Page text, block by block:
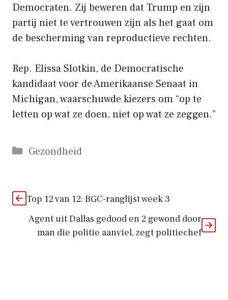
Democraten. Zij beweren dat Trump en zijn
partij niet te vertrouwen zijn als het gaat om
de bescherming van reproductieve rechten.
Rep. Elissa Slotkin, de Democratische
kandidaat voor de Amerikaanse Senaat in
Michigan, waarschuwde kiezers om “op te
letten op wat ze doen, niet op wat ze zeggen.”
Categorieën
Gezondheid
Top 12 van 12: BGC-ranglijst week 3
Agent uit Dallas gedood en 2 gewond door
man die politie aanviel, zegt politiechef